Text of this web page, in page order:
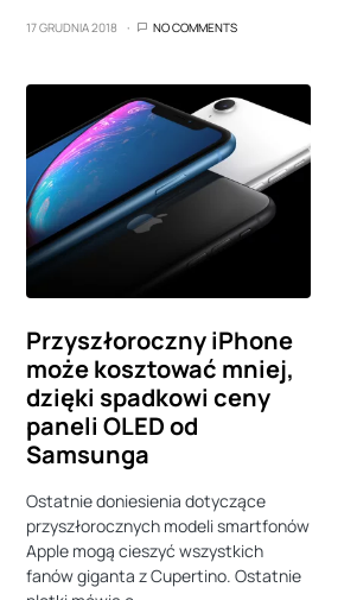
17 GRUDNIA 2018 NO COMMENTS
Przyszłoroczny iPhone
może kosztować mniej,
dzięki spadkowi ceny
paneli OLED od
Samsunga
Ostatnie doniesienia dotyczące
przyszłorocznych modeli smartfonów
Apple mogą cieszyć wszystkich
fanów giganta z Cupertino. Ostatnie